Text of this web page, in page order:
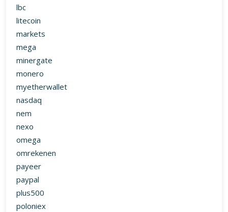
lbc
litecoin
markets
mega
minergate
monero
myetherwallet
nasdaq
nem
nexo
omega
omrekenen
payeer
paypal
plus500
poloniex